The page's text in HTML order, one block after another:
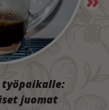
työpaikalle:
juomat